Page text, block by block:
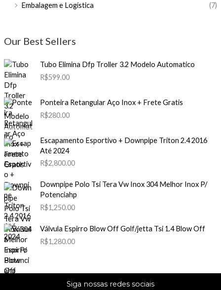
Embalagem e Logística
(7)
Our Best Sellers
Tubo Elimina Dfp Troller 3.2 Modelo Automatico
R$599.00
Ponteira Retangular Aço Inox + Frete Gratis
R$280.00
Escapamento Esportivo + Downpipe Triton 2.4 2016
Até 2024
R$2,800.00
Downpipe Polo Tsi Tera Vw Inox 304 Melhor Inox P/
Potenciahp
R$1,250.00
Válvula Espirro Blow Off Golf/jetta Tsi 1.4 Blow Off
R$1,280.00
Siga nossas redes sociais